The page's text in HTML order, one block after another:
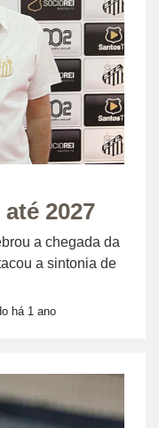
2027
a chegada da
a sintonia de
há 1 ano